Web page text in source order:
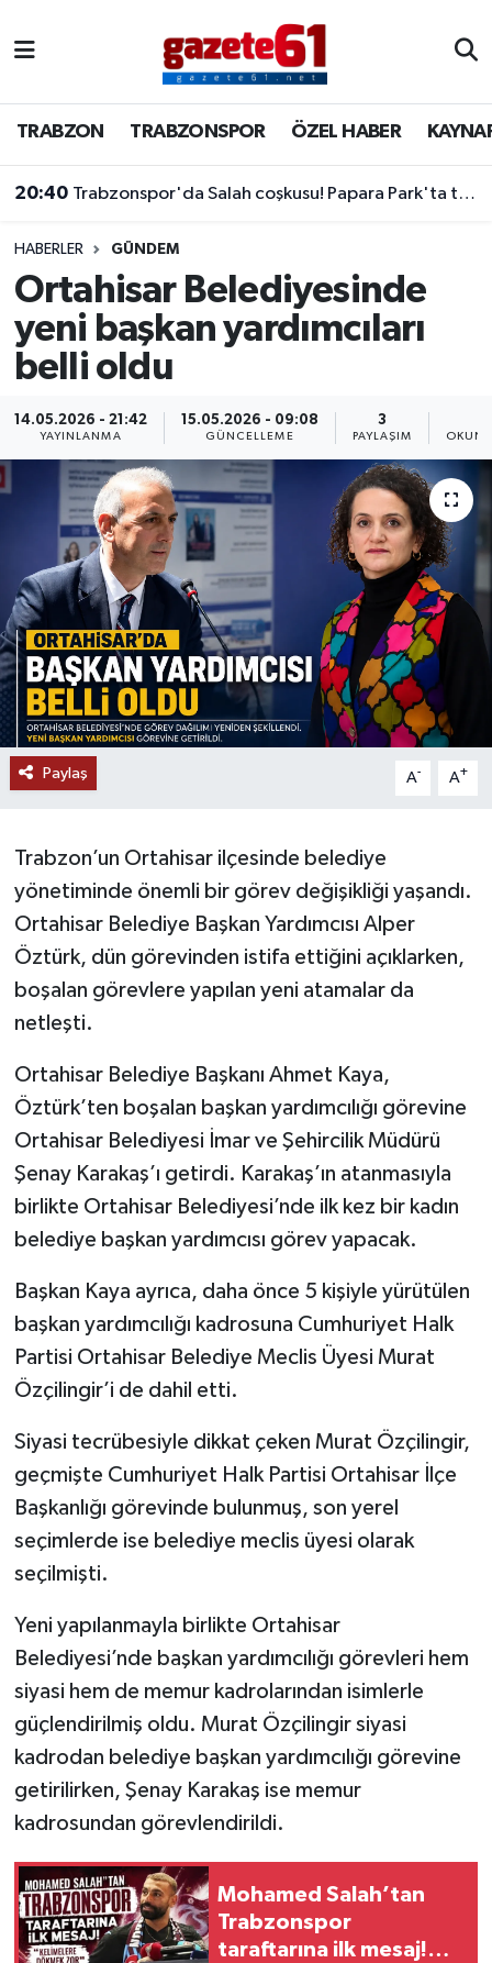
TRABZON TRABZONSPOR ÖZEL HABER
20:40 Trabzonspor'da Salah coşkusu! Papara Park'ta tarihi imza töreni
HABERLER GÜNDEM
Ortahisar Belediyesinde
yeni başkan yardımcıları
belli oldu
14.05.2026 - 21:42
YAYINLANMA
15.05.2026 - 09:08
GÜNCELLEME
3
PAYLAŞIM
Paylaş A- A+
Trabzon’un Ortahisar ilçesinde belediye
yönetiminde önemli bir görev değişikliği yaşandı.
Ortahisar Belediye Başkan Yardımcısı Alper
Öztürk, dün görevinden istifa ettiğini açıklarken,
boşalan görevlere yapılan yeni atamalar da
netleşti.
Ortahisar Belediye Başkanı Ahmet Kaya,
Öztürk’ten boşalan başkan yardımcılığı görevine
Ortahisar Belediyesi İmar ve Şehircilik Müdürü
Şenay Karakaş’ı getirdi. Karakaş’ın atanmasıyla
birlikte Ortahisar Belediyesi’nde ilk kez bir kadın
belediye başkan yardımcısı görev yapacak.
Başkan Kaya ayrıca, daha önce 5 kişiyle yürütülen
başkan yardımcılığı kadrosuna Cumhuriyet Halk
Partisi Ortahisar Belediye Meclis Üyesi Murat
Özçilingir’i de dahil etti.
Siyasi tecrübesiyle dikkat çeken Murat Özçilingir,
geçmişte Cumhuriyet Halk Partisi Ortahisar İlçe
Başkanlığı görevinde bulunmuş, son yerel
seçimlerde ise belediye meclis üyesi olarak
seçilmişti.
Yeni yapılanmayla birlikte Ortahisar
Belediyesi’nde başkan yardımcılığı görevleri hem
siyasi hem de memur kadrolarından isimlerle
güçlendirilmiş oldu. Murat Özçilingir siyasi
kadrodan belediye başkan yardımcılığı görevine
getirilirken, Şenay Karakaş ise memur
kadrosundan görevlendirildi.
Mohamed Salah’tan
Trabzonspor
taraftarına ilk mesaj!
TRABZONSPOR
ÖZEL HABER
KAYNAR KAZAN
SİYASET
GÜNDEM
Trabzon Nöbetçi Eczaneler
Trabzon Hava Durumu
Trabzon Namaz Vakitleri
Trabzon Trafik Yoğunluk Haritası
Süper Lig Puan Durumu ve Fikstür
Tüm Manşetler
Son Dakika Haberleri
Haber Arşivi